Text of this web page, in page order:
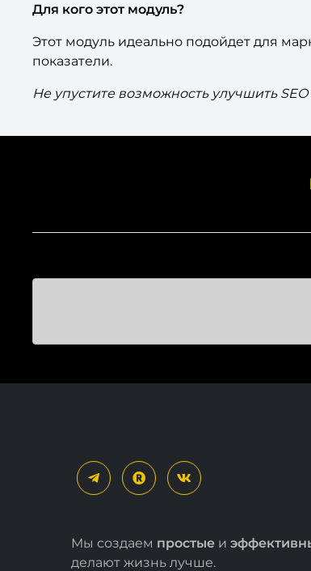
Для кого этот модуль?
Этот модуль идеально подойдет для
показатели.
Не упустите возможность улучшить
Мы создаем простые и
делают жизнь лучше.